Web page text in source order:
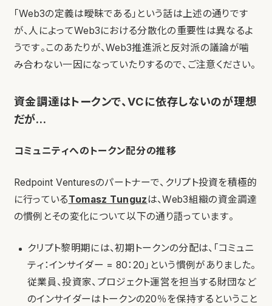
「Web3の定義は曖昧である」という話は上述の通りです
が、人によってWeb3における分散化の重要性は異なるよ
うです。このあたりが、Web3推進派と反対派の議論が噛
み合わない一因になっていたりするので、ご注意ください。
資金調達はトークンで、VCに依存しないのが理想
だが…
コミュニティへのトークン配分の推移
Redpoint Venturesのパートナーで、クリプト投資を積極的
に行っているTomasz Tunguzは、Web3組織の資金調達
の慣例とその変化について以下の通り語っています。
クリプト黎明期には、初期トークンの分配は、「コミュニ
ティ：インサイダー = 80：20」という慣例がありました。
従業員、投資家、プロジェクト運営を担当する財団など
のインサイダーはトークンの20％を保持するということ